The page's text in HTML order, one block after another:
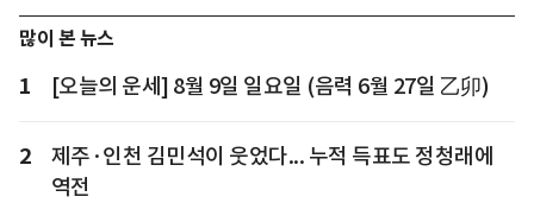
많이 본 뉴스
1 [오늘의 운세] 8월 9일 일요일 (음력 6월 27일 乙卯)
2
제주·인천 김민석이 웃었다... 누적 득표도 정청래에
역전